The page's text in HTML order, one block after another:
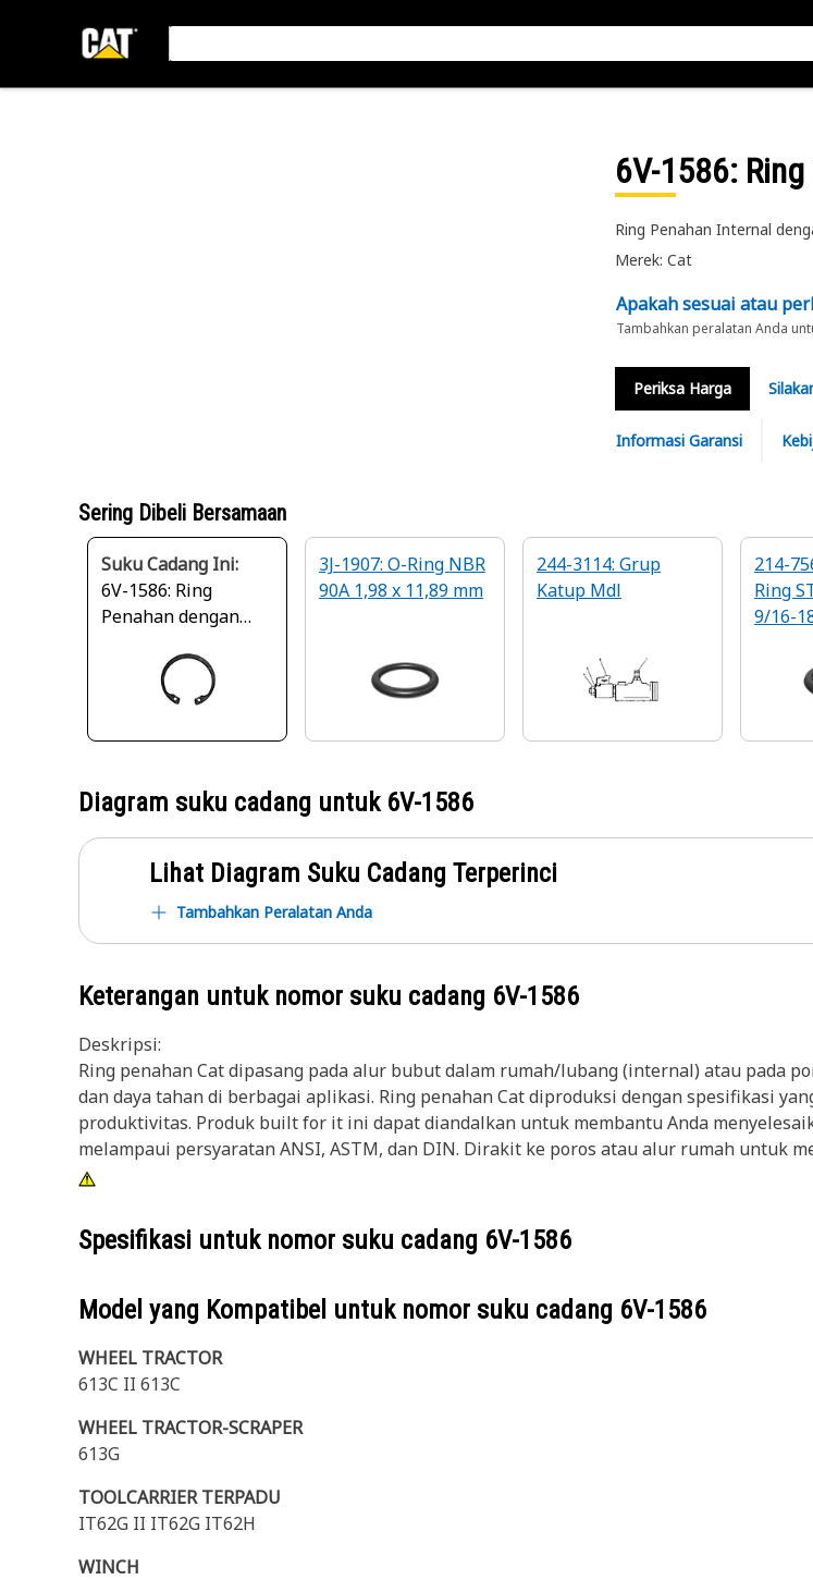
6V-1586:
Ring Penahan Internal
Merek: Cat
Apakah sesuai atau
Tambahkan peralatan Anda
Periksa Harga
Informasi Garansi
Sering Dibeli Bersamaan
Suku Cadang Ini:
6V-1586: Ring
Penahan dengan
209,3mm
3J-1907: O-Ring NBR
90A 1,98 x 11,89 mm
244-3114: Grup
Katup Mdl
214-
Ring
9/16-
Diagram suku cadang untuk 6V-1586
Lihat Diagram Suku Cadang Terperinci
Tambahkan Peralatan Anda
Keterangan untuk nomor suku cadang 6V-1586
Deskripsi:
Ring penahan Cat dipasang pada alur bubut dalam rumah/lubang (internal) atau pada
dan daya tahan di berbagai aplikasi. Ring penahan Cat diproduksi dengan spesifikasi
produktivitas. Produk built for it ini dapat diandalkan untuk membantu Anda
melampaui persyaratan ANSI, ASTM, dan DIN. Dirakit ke poros atau alur rumah untuk
Spesifikasi untuk nomor suku cadang 6V-1586
Model yang Kompatibel untuk nomor suku cadang 6V-1586
WHEEL TRACTOR
613C II 613C
WHEEL TRACTOR-SCRAPER
613G
TOOLCARRIER TERPADU
IT62G II IT62G IT62H
WINCH